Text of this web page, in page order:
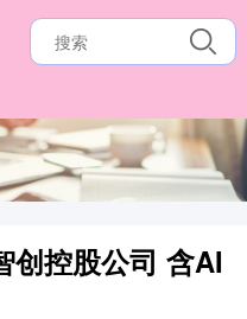
创控股公司 含AI